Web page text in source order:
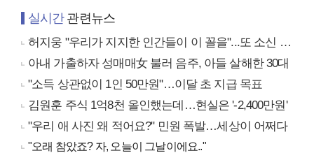
실시간관련뉴스
허지웅 "우리가 지지한 인간들이 이 꼴을"...또 소신 발언
아내 가출하자 성매매女 불러 음주, 아들 살해한 30대
"소득 상관없이 1인 50만원"…이달 초 지급 목표
김원훈 주식 1억8천 올인했는데…현실은 '-2,400만원'
"우리 애 사진 왜 적어요?" 민원 폭발…세상이 어쩌다
"오래 참았죠? 자, 오늘이 그날이에요.."